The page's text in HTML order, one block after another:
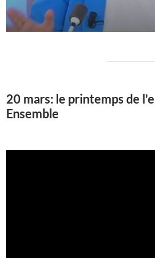
20 mars: le printemps de
Ensemble